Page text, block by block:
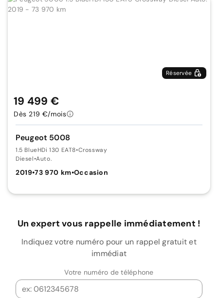
Réservée
Peugeot 5008
1.5 BlueHDi 130 EAT8•Crossway
Diesel•Auto.
2019•73 970 km•Occasion
19 499 €
Dès 219 €/mois
Un expert vous rappelle immédiatement !
Indiquez votre numéro pour un rappel gratuit et
immédiat
Votre numéro de téléphone